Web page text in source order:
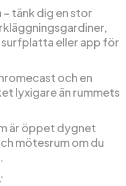
– tänk dig en stor
eller app för
och en
lyxigare än rummets
är öppet dygnet
mötesrum om du